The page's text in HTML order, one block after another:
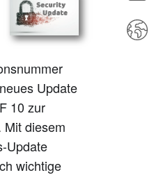
Update
10 zur
Mit diesem
Update
wichtige